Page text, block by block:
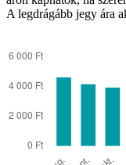
A legdrágább jegy ára